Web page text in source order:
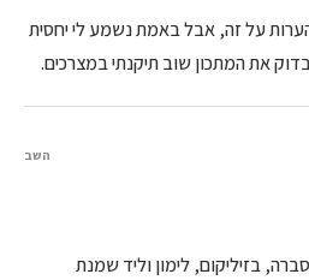
על זה, אבל באמת נשמע לי יחסית
את המתכון שוב תיקנתי במצרכים.
בזיליקום, לימון וליד שמנת
השב